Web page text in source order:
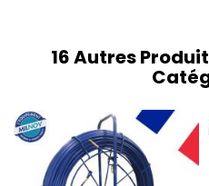
16 Autres